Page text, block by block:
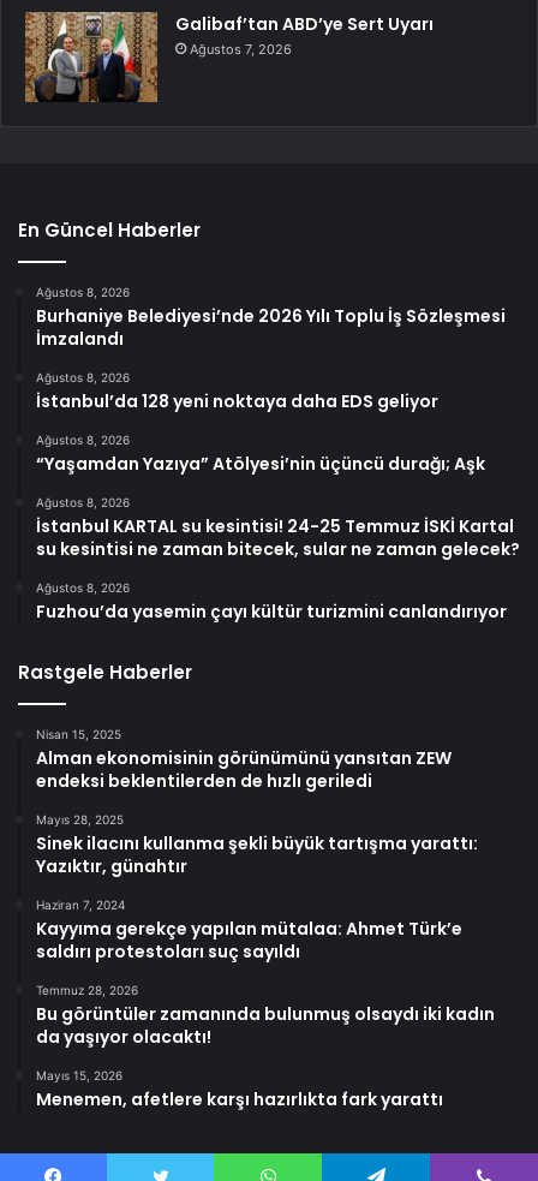
Galibaf’tan ABD’ye Sert Uyarı
Ağustos 7, 2026
En Güncel Haberler
Ağustos 8, 2026
Burhaniye Belediyesi’nde 2026 Yılı Toplu İş Sözleşmesi
İmzalandı
Ağustos 8, 2026
İstanbul’da 128 yeni noktaya daha EDS geliyor
Ağustos 8, 2026
“Yaşamdan Yazıya” Atölyesi’nin üçüncü durağı; Aşk
Ağustos 8, 2026
İstanbul KARTAL su kesintisi! 24-25 Temmuz İSKİ Kartal
su kesintisi ne zaman bitecek, sular ne zaman gelecek?
Ağustos 8, 2026
Fuzhou’da yasemin çayı kültür turizmini canlandırıyor
Rastgele Haberler
Nisan 15, 2025
Alman ekonomisinin görünümünü yansıtan ZEW
endeksi beklentilerden de hızlı geriledi
Mayıs 28, 2025
Sinek ilacını kullanma şekli büyük tartışma yarattı:
Yazıktır, günahtır
Haziran 7, 2024
Kayyıma gerekçe yapılan mütalaa: Ahmet Türk’e
saldırı protestoları suç sayıldı
Temmuz 28, 2026
Bu görüntüler zamanında bulunmuş olsaydı iki kadın
da yaşıyor olacaktı!
Mayıs 15, 2026
Menemen, afetlere karşı hazırlıkta fark yarattı